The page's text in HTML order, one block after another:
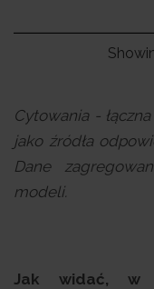
Cytowania -
jako źródła
Dane
modeli.
Jak widać, w